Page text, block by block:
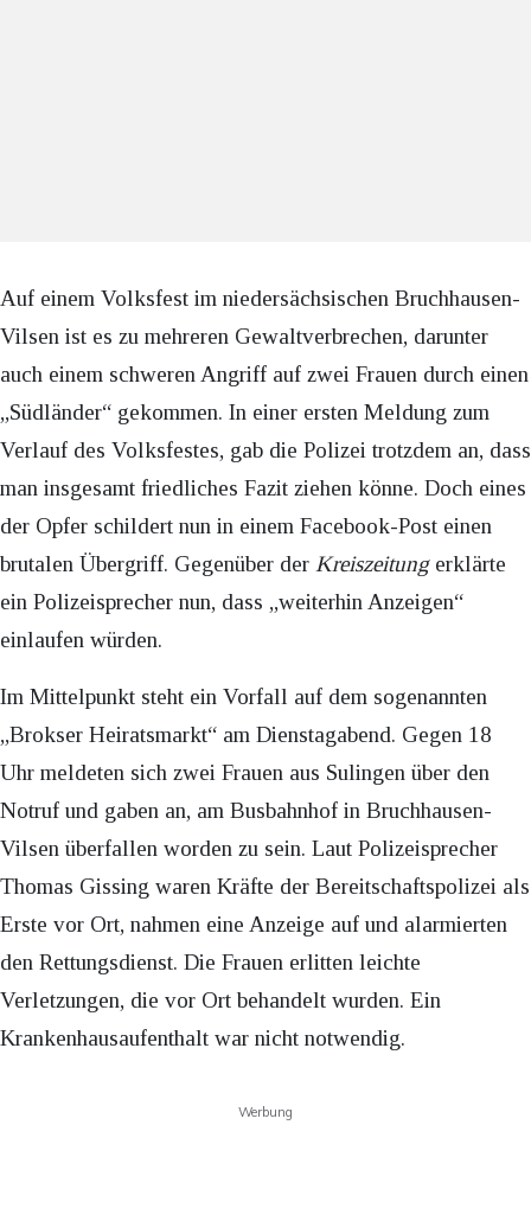
Auf einem Volksfest im niedersächsischen Bruchhausen-
Vilsen ist es zu mehreren Gewaltverbrechen, darunter
auch einem schweren Angriff auf zwei Frauen durch einen
„Südländer“ gekommen. In einer ersten Meldung zum
Verlauf des Volksfestes, gab die Polizei trotzdem an, dass
man insgesamt friedliches Fazit ziehen könne. Doch eines
der Opfer schildert nun in einem Facebook-Post einen
brutalen Übergriff. Gegenüber der Kreiszeitungerklärte
ein Polizeisprecher nun, dass „weiterhin Anzeigen“
einlaufen würden.
Im Mittelpunkt steht ein Vorfall auf dem sogenannten
„Brokser Heiratsmarkt“ am Dienstagabend. Gegen 18
Uhr meldeten sich zwei Frauen aus Sulingen über den
Notruf und gaben an, am Busbahnhof in Bruchhausen-
Vilsen überfallen worden zu sein. Laut Polizeisprecher
Thomas Gissing waren Kräfte der Bereitschaftspolizei als
Erste vor Ort, nahmen eine Anzeige auf und alarmierten
den Rettungsdienst. Die Frauen erlitten leichte
Verletzungen, die vor Ort behandelt wurden. Ein
Krankenhausaufenthalt war nicht notwendig.
Werbung